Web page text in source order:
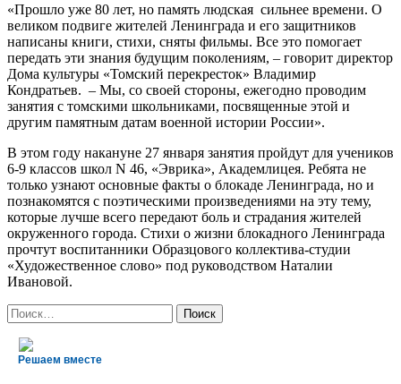
«Прошло уже 80 лет, но память людская сильнее времени. О
великом подвиге жителей Ленинграда и его защитников
написаны книги, стихи, сняты фильмы. Все это помогает
передать эти знания будущим поколениям, – говорит директор
Дома культуры «Томский перекресток» Владимир
Кондратьев. – Мы, со своей стороны, ежегодно проводим
занятия с томскими школьниками, посвященные этой и
другим памятным датам военной истории России».
В этом году накануне 27 января занятия пройдут для учеников
6-9 классов школ N 46, «Эврика», Академлицея. Ребята не
только узнают основные факты о блокаде Ленинграда, но и
познакомятся с поэтическими произведениями на эту тему,
которые лучше всего передают боль и страдания жителей
окруженного города. Стихи о жизни блокадного Ленинграда
прочтут воспитанники Образцового коллектива-студии
«Художественное слово» под руководством Наталии
Ивановой.
Найти:
Решаем вместе